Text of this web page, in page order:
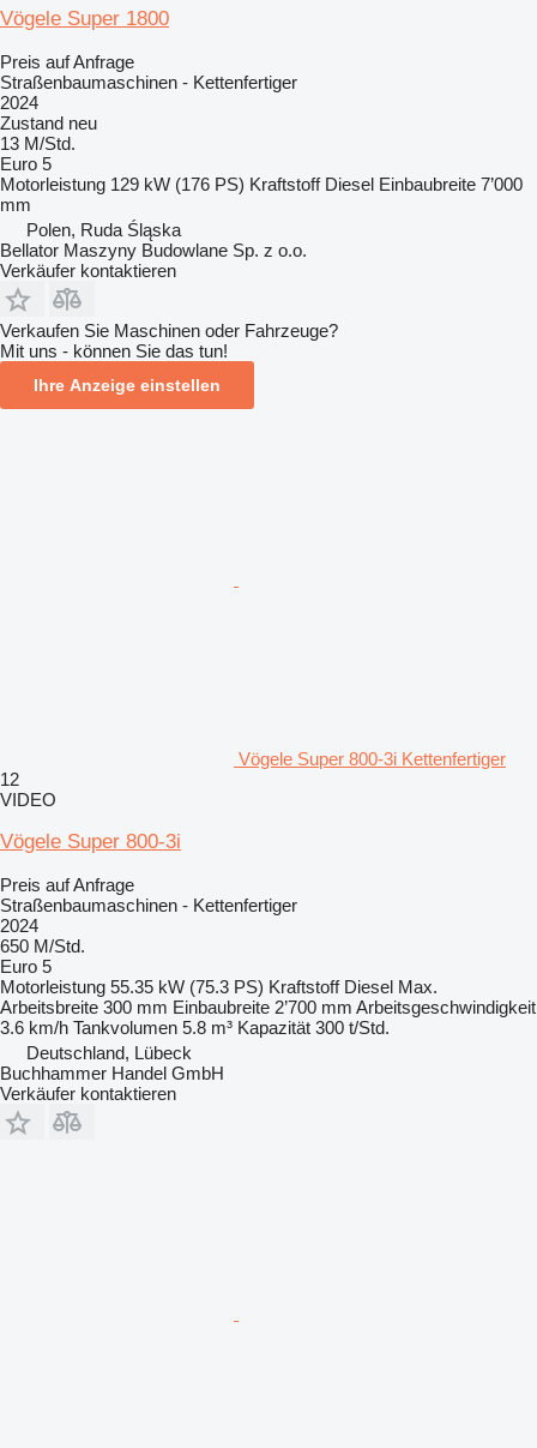
Vögele Super 1800
Preis auf Anfrage
Straßenbaumaschinen - Kettenfertiger
2024
Zustand neu
13 M/Std.
Euro 5
Motorleistung 129 kW (176 PS) Kraftstoff Diesel Einbaubreite 7’000
mm
Polen, Ruda Śląska
Bellator Maszyny Budowlane Sp. z o.o.
Verkäufer kontaktieren
Verkaufen Sie Maschinen oder Fahrzeuge?
Mit uns - können Sie das tun!
Ihre Anzeige einstellen
Vögele Super 800-3i Kettenfertiger
12
VIDEO
Vögele Super 800-3i
Preis auf Anfrage
Straßenbaumaschinen - Kettenfertiger
2024
650 M/Std.
Euro 5
Motorleistung 55.35 kW (75.3 PS) Kraftstoff Diesel Max.
Arbeitsbreite 300 mm Einbaubreite 2’700 mm Arbeitsgeschwindigkeit
3.6 km/h Tankvolumen 5.8 m³ Kapazität 300 t/Std.
Deutschland, Lübeck
Buchhammer Handel GmbH
Verkäufer kontaktieren